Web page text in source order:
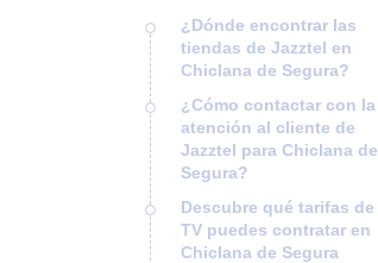
¿Dónde encontrar las
tiendas de Jazztel en
Chiclana de Segura?
¿Cómo contactar con la
atención al cliente de
Jazztel para Chiclana de
Segura?
Descubre qué tarifas de
TV puedes contratar en
Chiclana de Segura